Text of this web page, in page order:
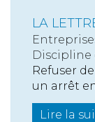
LA
Discipline
Refuser
un arrêt
Lire la